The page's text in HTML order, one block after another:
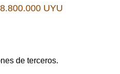
8.800.000 UYU
de terceros.